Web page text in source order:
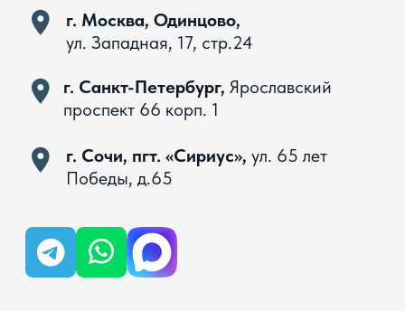
Политика конфиденциальности
Вся представленная на сайте информация, касающаяся
технических характеристик, наличия на складе, стоимости
положениями Статьи 437 ГК РФ